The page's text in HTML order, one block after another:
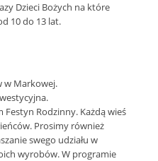
Dzieci Bożych na które
10 do 13 lat.
w Markowej.
Festyn Rodzinny. Każdą wieś
Prosimy również
swego udziału w
wyrobów. W programie